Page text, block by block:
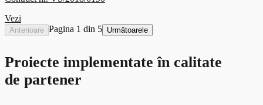
Vezi
Anterioare Pagina 1 din 5 Următoarele
Proiecte implementate în calitate
de partener